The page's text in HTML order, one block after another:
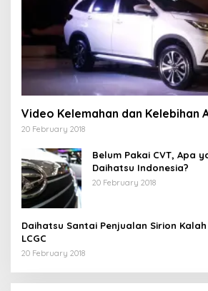
Video Kelemahan dan Kelebihan
20 February 2018
Belum Pakai CVT, Apa
Daihatsu Indonesia?
20 February 2018
Daihatsu Santai Penjualan Sirion
LCGC
20 February 2018